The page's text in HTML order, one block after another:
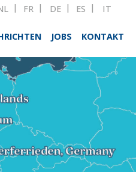
JOBS KONTAKT
FR DE ES IT